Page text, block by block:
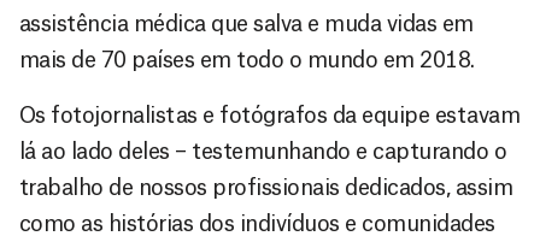
assistência médica que salva e muda vidas em
mais de 70 países em todo o mundo em 2018.
Os fotojornalistas e fotógrafos da equipe estavam
lá ao lado deles – testemunhando e capturando o
trabalho de nossos profissionais dedicados, assim
como as histórias dos indivíduos e comunidades